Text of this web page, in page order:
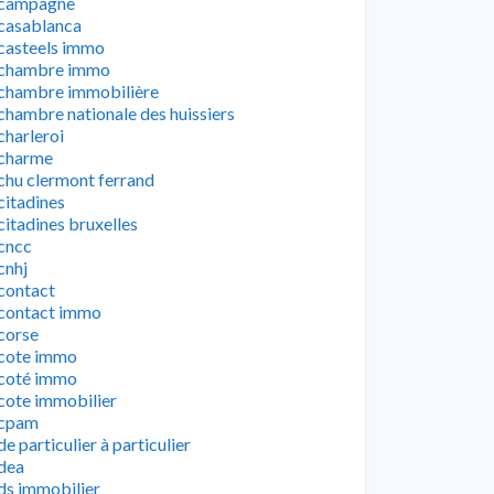
immo
immo
immobilière
nationale des huissiers
clermont ferrand
bruxelles
immo
immo
immo
immobilier
particulier à particulier
immobilier